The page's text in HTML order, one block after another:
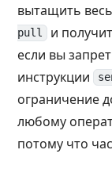
вытащить
pull и
если вы
инструкции
ограничение
любому
потому что